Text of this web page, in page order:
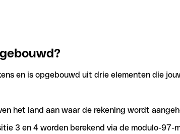
en is opgebouwd uit drie elementen die
het land aan waar de rekening wordt
3 en 4 worden berekend via de modulo-